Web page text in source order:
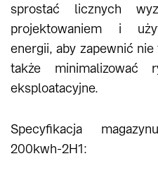
sprostać licznych
projektowaniem i
energii, aby zapewnić
także
eksploatacyjne.
Specyfikacja
200kwh-2H1: